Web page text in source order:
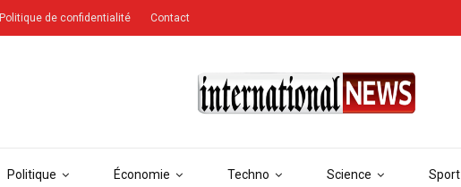
Politique Économie Techno Science Sport
Politique de confidentialité Contact